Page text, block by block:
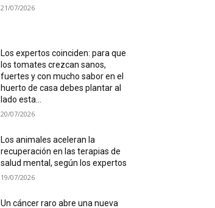
21/07/2026
Los expertos coinciden: para que
los tomates crezcan sanos,
fuertes y con mucho sabor en el
huerto de casa debes plantar al
lado esta...
20/07/2026
Los animales aceleran la
recuperación en las terapias de
salud mental, según los expertos
19/07/2026
Un cáncer raro abre una nueva